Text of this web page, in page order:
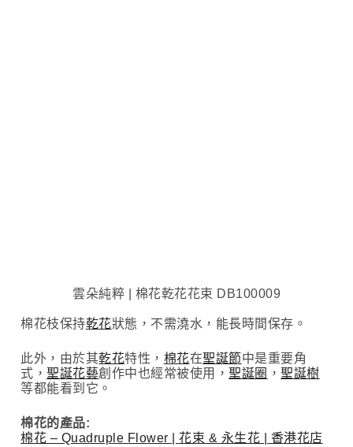
雲朵純粹 | 棉花乾花花束 DB100009
棉花枝保持乾花狀態，不需澆水，能長時間保存。
此外，由於其乾花特性， 棉花在聖誕節中是重要角
式，聖誕花藝創作中也經常被使用，聖誕圈 ，聖誕樹
等都能看到它。
棉花的產品:
棉花 – Quadruple Flower | 花束 & 永生花 | 香港花店